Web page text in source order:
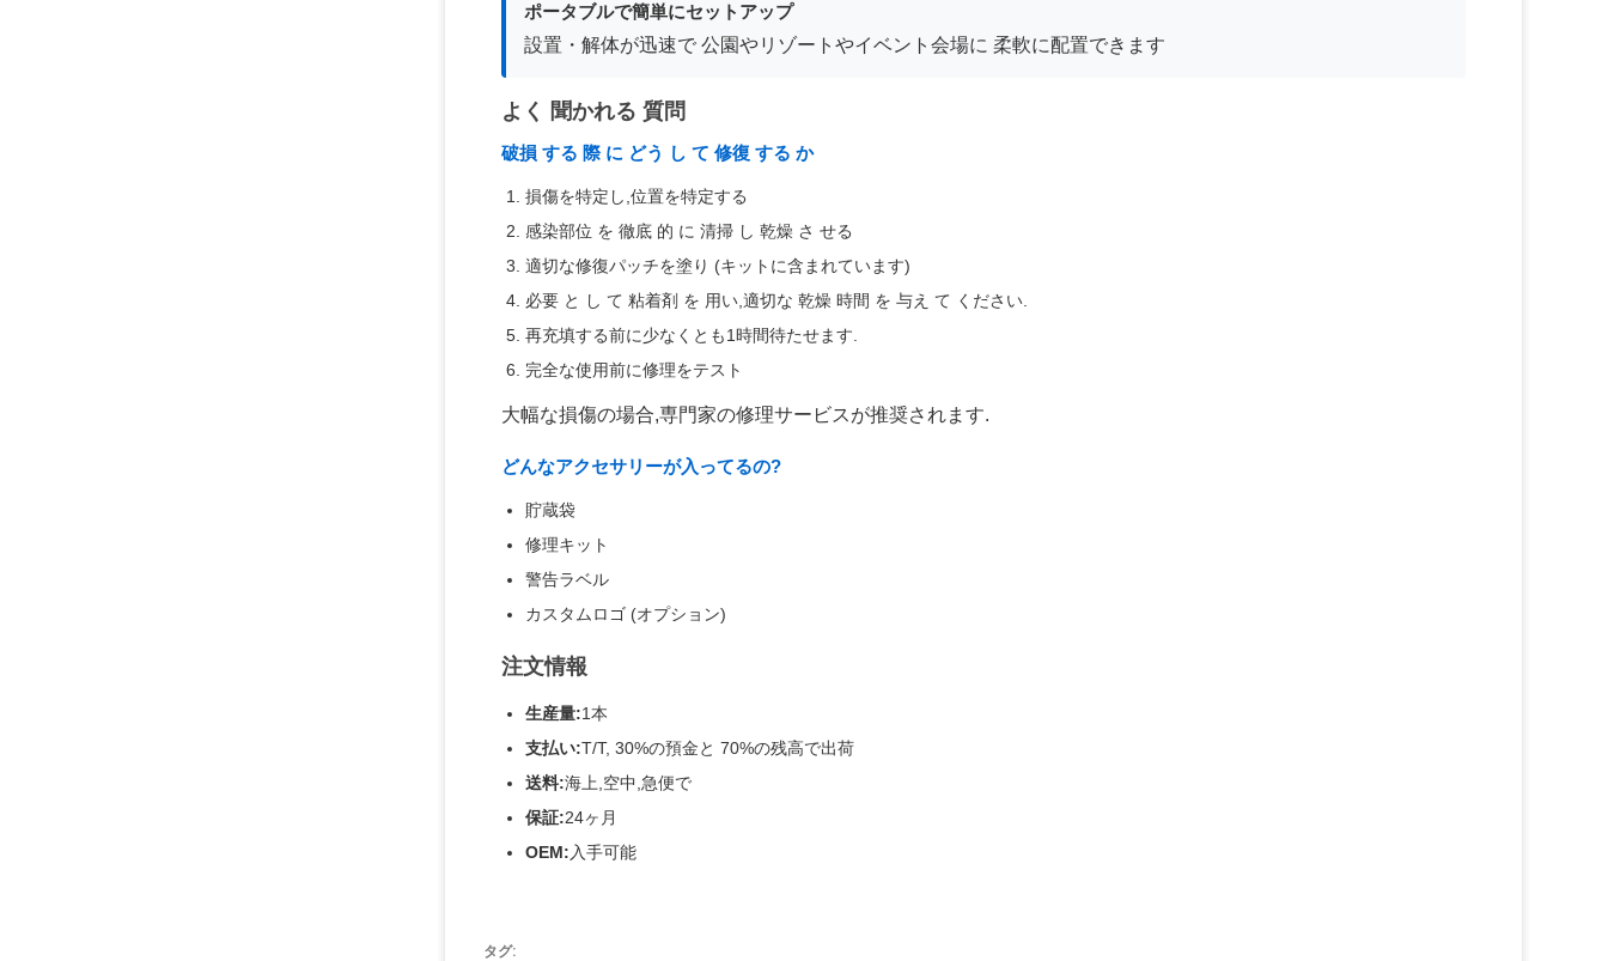
ポータブルで簡単にセットアップ
設置・解体が迅速で 公園やリゾートやイベント会場に 柔軟に配置できます
よく 聞かれる 質問
破損 する 際 に どう し て 修復 する か
損傷を特定し,位置を特定する
感染部位 を 徹底 的 に 清掃 し 乾燥 さ せる
適切な修復パッチを塗り (キットに含まれています)
必要 と し て 粘着剤 を 用い,適切な 乾燥 時間 を 与え て ください.
再充填する前に少なくとも1時間待たせます.
完全な使用前に修理をテスト
大幅な損傷の場合,専門家の修理サービスが推奨されます.
どんなアクセサリーが入ってるの?
貯蔵袋
修理キット
警告ラベル
カスタムロゴ (オプション)
注文情報
生産量:1本
支払い:T/T, 30%の預金と 70%の残高で出荷
送料:海上,空中,急便で
保証:24ヶ月
OEM: 入手可能
タグ: